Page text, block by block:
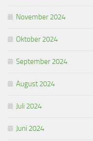
November 2024
Oktober 2024
September 2024
August 2024
Juli 2024
Juni 2024